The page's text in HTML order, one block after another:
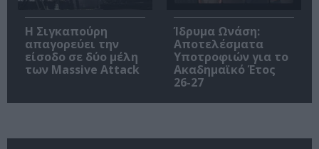
Η Σιγκαπούρη
απαγορεύει την
είσοδο σε δύο μέλη
των Massive Attack
Ίδρυμα Ωνάση:
Αποτελέσματα
Υποτροφιών για το
Ακαδημαϊκό Έτος
26-27